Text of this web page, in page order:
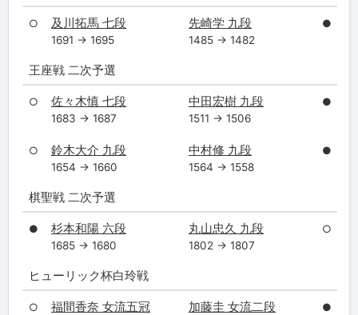
○ 及川拓馬 七段
1691 → 1695
先崎学 九段
1485 → 1482
●
王座戦 二次予選
○ 佐々木慎 七段
1683 → 1687
中田宏樹 九段
1511 → 1506
●
○ 鈴木大介 九段
1654 → 1660
中村修 九段
1564 → 1558
●
棋聖戦 二次予選
● 杉本和陽 六段
1685 → 1680
丸山忠久 九段
1802 → 1807
○
ヒューリック杯白玲戦
○ 福間香奈 女流五冠 加藤圭 女流二段 ●